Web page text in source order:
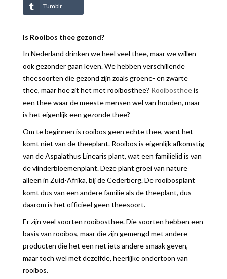
Tumblr
Is Rooibos thee gezond?
In Nederland drinken we heel veel thee, maar we willen
ook gezonder gaan leven. We hebben verschillende
theesoorten die gezond zijn zoals groene- en zwarte
thee, maar hoe zit het met rooibosthee? Rooibostheeis
een thee waar de meeste mensen wel van houden, maar
is het eigenlijk een gezonde thee?
Om te beginnen is rooibos geen echte thee, want het
komt niet van de theeplant. Rooibos is eigenlijk afkomstig
van de Aspalathus Linearis plant, wat een familielid is van
de vlinderbloemenplant. Deze plant groei van nature
alleen in Zuid-Afrika, bij de Cederberg. De rooibosplant
komt dus van een andere familie als de theeplant, dus
daarom is het officieel geen theesoort.
Er zijn veel soorten rooibosthee. Die soorten hebben een
basis van rooibos, maar die zijn gemengd met andere
producten die het een net iets andere smaak geven,
maar toch wel met dezelfde, heerlijke ondertoon van
rooibos.